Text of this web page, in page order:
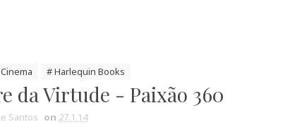
# Harlequin Books
da Virtude - Paixão 360
Santos on 27.1.14